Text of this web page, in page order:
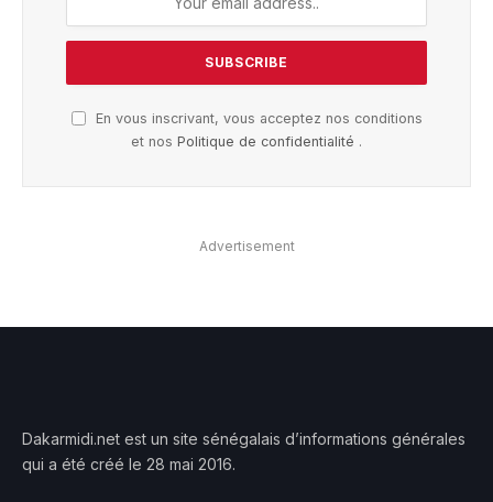
En vous inscrivant, vous acceptez nos conditions
et nos Politique de confidentialité .
Advertisement
Dakarmidi.net est un site sénégalais d’informations générales
qui a été créé le 28 mai 2016.